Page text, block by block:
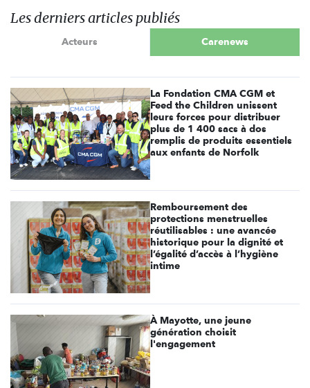
Les derniers articles publiés
Acteurs Carenews
La Fondation CMA CGM et
Feed the Children unissent
leurs forces pour distribuer
plus de 1 400 sacs à dos
remplis de produits essentiels
aux enfants de Norfolk
Remboursement des
protections menstruelles
réutilisables : une avancée
historique pour la dignité et
l’égalité d’accès à l’hygiène
intime
À Mayotte, une jeune
génération choisit
l'engagement